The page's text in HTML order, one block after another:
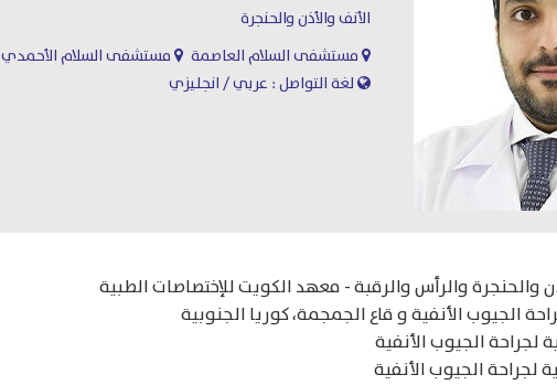
الأنف والأذن والحنجرة
مستشفى السلام العاصمة
مستشفى السلام الأحمدي
لغة التواصل : عربي / انجليزي
والحنجرة والرأس والرقبة - معهد الكويت للإختصاصات الطبية
الجيوب الأنفية و قاع الجمجمة، كوريا الجنوبية
لجراحة الجيوب الأنفية
لجراحة الجيوب الأنفية